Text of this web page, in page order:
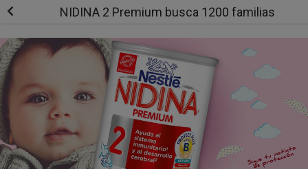
NIDINA 2 Premium busca 1200 familias